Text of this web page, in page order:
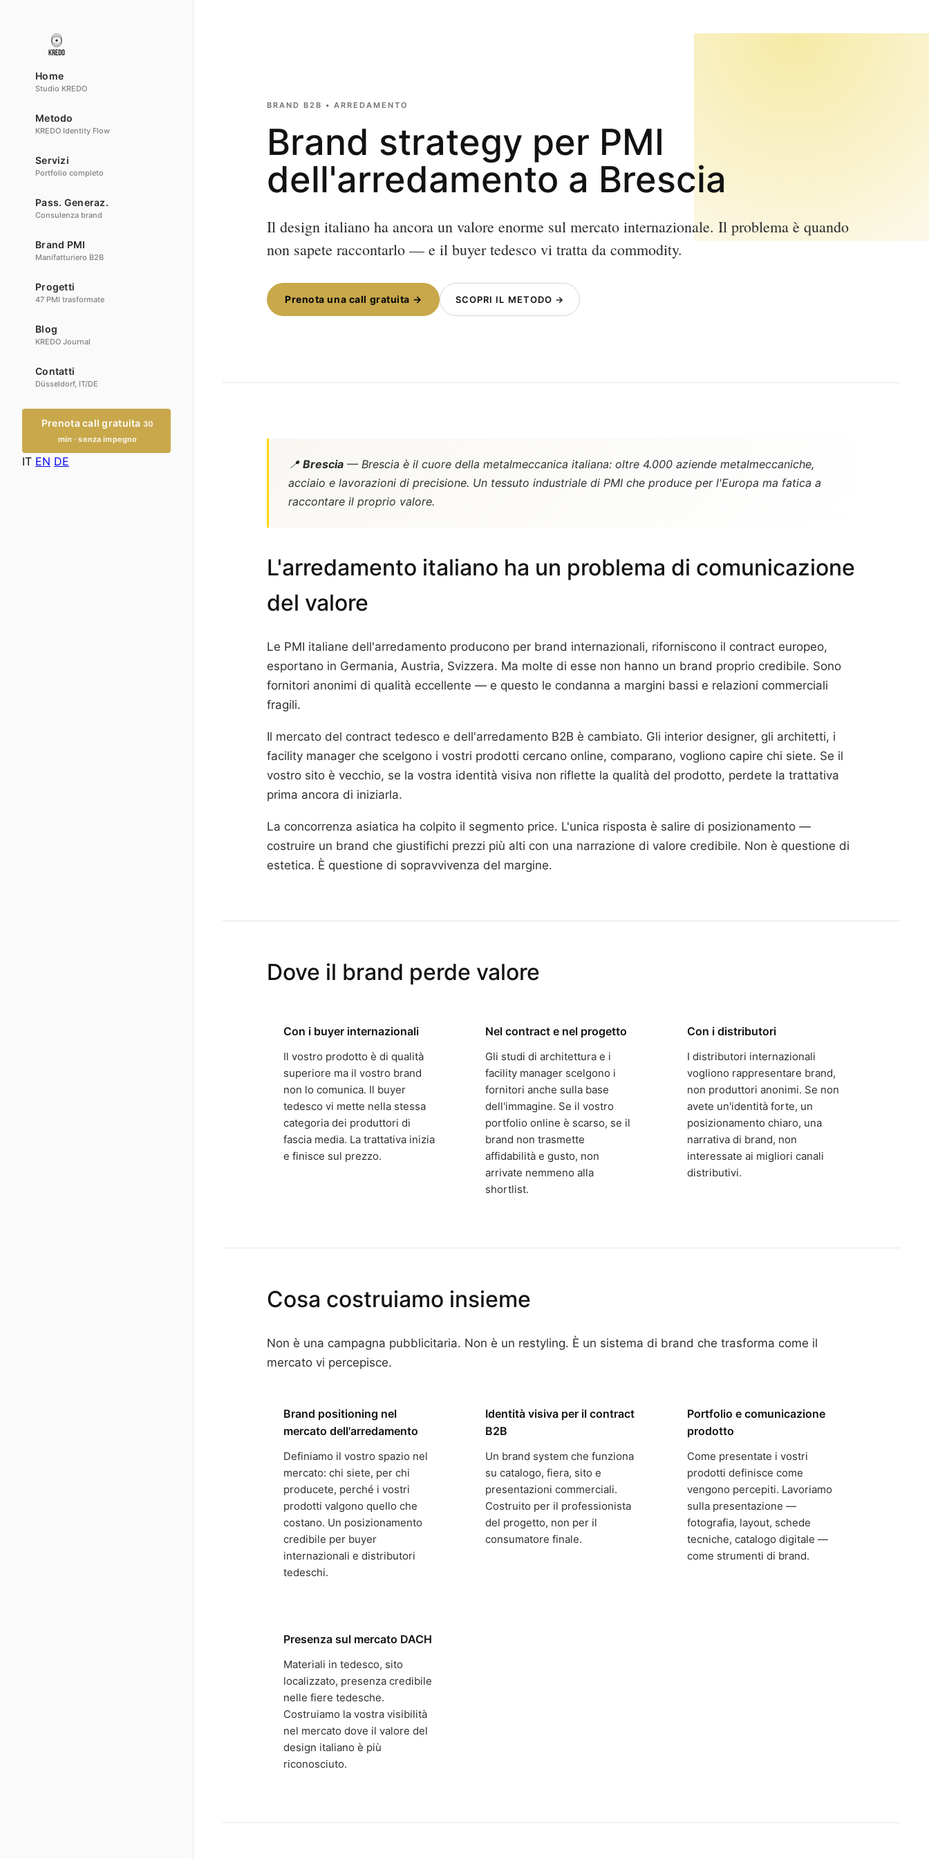
Home
Studio KREDO
Metodo
KREDO Identity Flow
Servizi
Portfolio completo
Pass. Generaz.
Consulenza brand
Brand PMI
Manifatturiero B2B
Progetti
47 PMI trasformate
Blog
KREDO Journal
Contatti
Düsseldorf, IT/DE
Prenota call gratuita 30
min · senza impegno
IT EN DE
BRAND B2B • ARREDAMENTO
Brand strategy per PMI
dell'arredamento a Brescia
Il design italiano ha ancora un valore enorme sul mercato internazionale. Il problema è quando
non sapete raccontarlo — e il buyer tedesco vi tratta da commodity.
Prenota una call gratuita → SCOPRI IL METODO →
📍 Brescia — Brescia è il cuore della metalmeccanica italiana: oltre 4.000 aziende metalmeccaniche,
acciaio e lavorazioni di precisione. Un tessuto industriale di PMI che produce per l'Europa ma fatica a
raccontare il proprio valore.
L'arredamento italiano ha un problema di comunicazione
del valore
Le PMI italiane dell'arredamento producono per brand internazionali, riforniscono il contract europeo,
esportano in Germania, Austria, Svizzera. Ma molte di esse non hanno un brand proprio credibile. Sono
fornitori anonimi di qualità eccellente — e questo le condanna a margini bassi e relazioni commerciali
fragili.
Il mercato del contract tedesco e dell'arredamento B2B è cambiato. Gli interior designer, gli architetti, i
facility manager che scelgono i vostri prodotti cercano online, comparano, vogliono capire chi siete. Se il
vostro sito è vecchio, se la vostra identità visiva non riflette la qualità del prodotto, perdete la trattativa
prima ancora di iniziarla.
La concorrenza asiatica ha colpito il segmento price. L'unica risposta è salire di posizionamento —
costruire un brand che giustifichi prezzi più alti con una narrazione di valore credibile. Non è questione di
estetica. È questione di sopravvivenza del margine.
Dove il brand perde valore
Con i buyer internazionali
Il vostro prodotto è di qualità
superiore ma il vostro brand
non lo comunica. Il buyer
tedesco vi mette nella stessa
categoria dei produttori di
fascia media. La trattativa inizia
e finisce sul prezzo.
Nel contract e nel progetto
Gli studi di architettura e i
facility manager scelgono i
fornitori anche sulla base
dell'immagine. Se il vostro
portfolio online è scarso, se il
brand non trasmette
affidabilità e gusto, non
arrivate nemmeno alla
shortlist.
Con i distributori
I distributori internazionali
vogliono rappresentare brand,
non produttori anonimi. Se non
avete un'identità forte, un
posizionamento chiaro, una
narrativa di brand, non
interessate ai migliori canali
distributivi.
Cosa costruiamo insieme
Non è una campagna pubblicitaria. Non è un restyling. È un sistema di brand che trasforma come il
mercato vi percepisce.
Brand positioning nel
mercato dell'arredamento
Definiamo il vostro spazio nel
mercato: chi siete, per chi
producete, perché i vostri
prodotti valgono quello che
costano. Un posizionamento
credibile per buyer
internazionali e distributori
tedeschi.
Identità visiva per il contract
B2B
Un brand system che funziona
su catalogo, fiera, sito e
presentazioni commerciali.
Costruito per il professionista
del progetto, non per il
consumatore finale.
Portfolio e comunicazione
prodotto
Come presentate i vostri
prodotti definisce come
vengono percepiti. Lavoriamo
sulla presentazione —
fotografia, layout, schede
tecniche, catalogo digitale —
come strumenti di brand.
Presenza sul mercato DACH
Materiali in tedesco, sito
localizzato, presenza credibile
nelle fiere tedesche.
Costruiamo la vostra visibilità
nel mercato dove il valore del
design italiano è più
riconosciuto.